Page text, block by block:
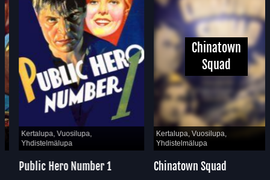
Kertalupa, Vuosilupa,
Yhdistelmälupa
Public Hero Number 1
Chinatown
Squad
Kertalupa, Vuosilupa,
Yhdistelmälupa
Chinatown Squad